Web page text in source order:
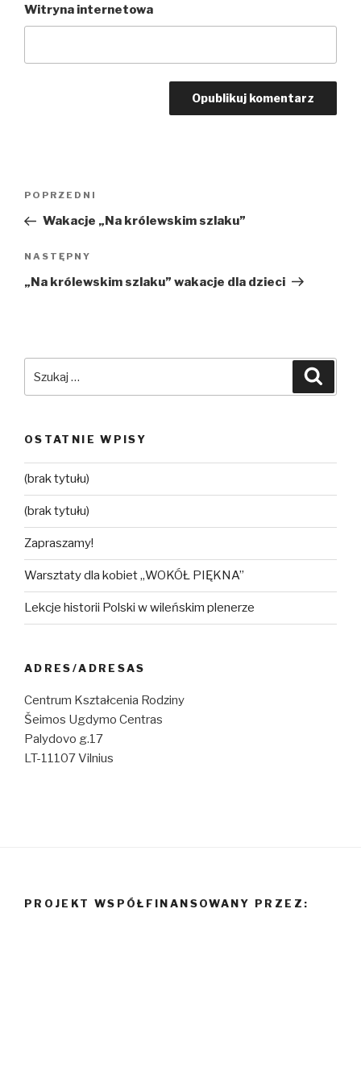
Witryna internetowa
Nawigacja
Poprzedni
wpis
POPRZEDNI
Wakacje „Na królewskim szlaku”
Następny
wpis
NASTĘPNY
„Na królewskim szlaku” wakacje dla dzieci
OSTATNIE WPISY
(brak tytułu)
(brak tytułu)
Zapraszamy!
Warsztaty dla kobiet „WOKÓŁ PIĘKNA”
Lekcje historii Polski w wileńskim plenerze
ADRES/ADRESAS
Centrum Kształcenia Rodziny
Šeimos Ugdymo Centras
Palydovo g.17
LT-11107 Vilnius
PROJEKT WSPÓŁFINANSOWANY PRZEZ: